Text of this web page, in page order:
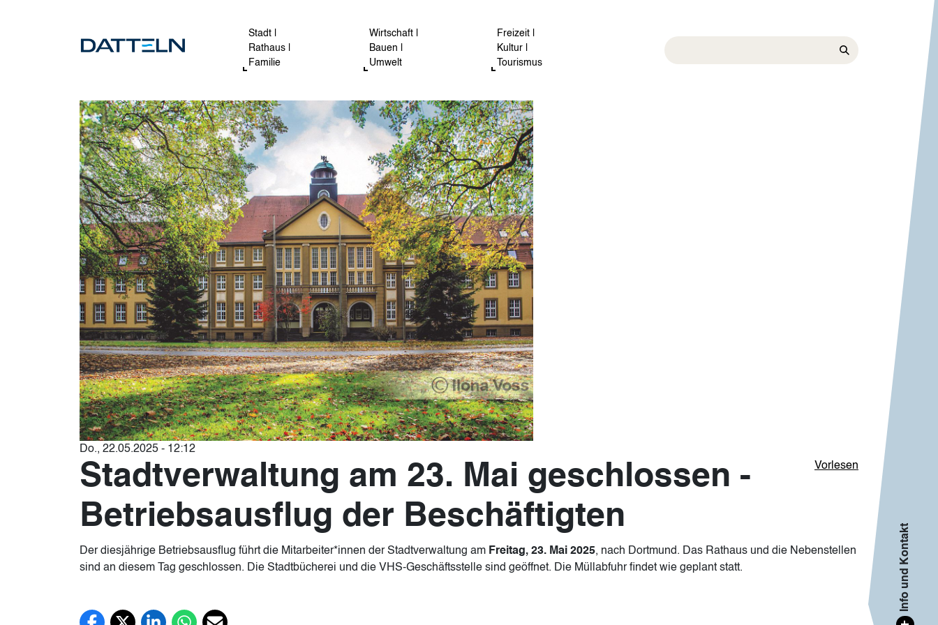
Stadt |
Rathaus |
Familie
Wirtschaft |
Bauen |
Umwelt
Freizeit |
Kultur |
Tourismus
Do., 22.05.2025 - 12:12
Vorlesen
Stadtverwaltung am 23. Mai geschlossen -
Betriebsausflug der Beschäftigten
Der diesjährige Betriebsausflug führt die Mitarbeiter*innen der Stadtverwaltung am Freitag, 23. Mai 2025, nach Dortmund. Das Rathaus und die Nebenstellen
sind an diesem Tag geschlossen. Die Stadtbücherei und die VHS-Geschäftsstelle sind geöffnet. Die Müllabfuhr findet wie geplant statt.
Info und Kontakt